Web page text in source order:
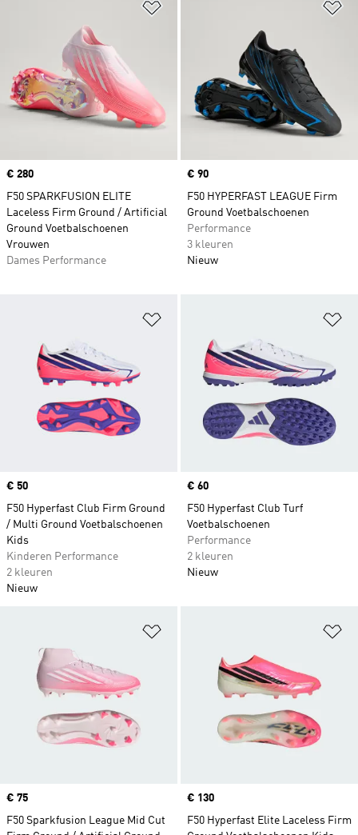
Price
€ 280
F50 SPARKFUSION ELITE
Laceless Firm Ground / Artificial
Ground Voetbalschoenen
Vrouwen
Dames Performance
Price
€ 90
F50 HYPERFAST LEAGUE Firm
Ground Voetbalschoenen
Performance
3 kleuren
Nieuw
Price
€ 50
F50 Hyperfast Club Firm Ground
/ Multi Ground Voetbalschoenen
Kids
Kinderen Performance
2 kleuren
Nieuw
Price
€ 60
F50 Hyperfast Club Turf
Voetbalschoenen
Performance
2 kleuren
Nieuw
Price
€ 75
F50 Sparkfusion League Mid Cut
Price
€ 130
F50 Hyperfast Elite Laceless Firm